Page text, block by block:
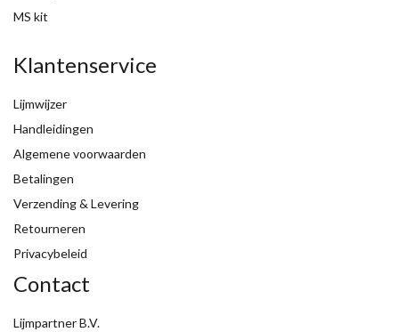
MS kit
Klantenservice
Lijmwijzer
Handleidingen
Algemene voorwaarden
Betalingen
Verzending & Levering
Retourneren
Privacybeleid
Contact
Lijmpartner B.V.